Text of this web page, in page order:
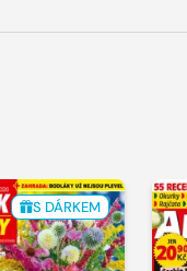
S DÁRKEM